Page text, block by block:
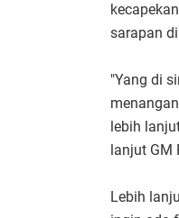
sarapan
"Yang di
lebih
lanjut GM
Lebih